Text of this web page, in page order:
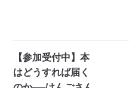
【参加受付中】本
はどうすれば届く